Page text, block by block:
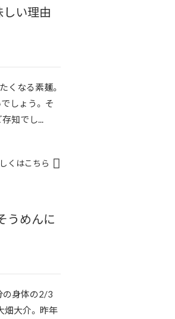
しい理由
くなる素麺。
しょう。 そ
知でし...
くはこちら
うめんに
の身体の2/3
畑大介。 昨年